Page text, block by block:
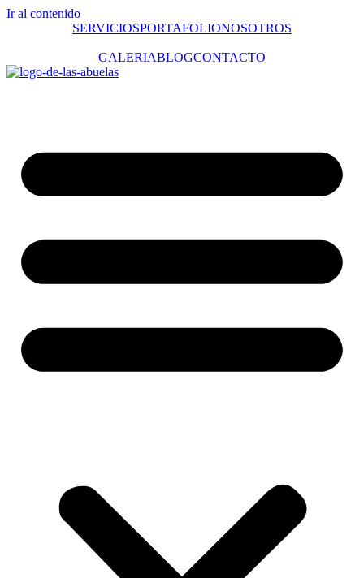
Ir al contenido
SERVICIOSPORTAFOLIONOSOTROS
GALERIABLOGCONTACTO